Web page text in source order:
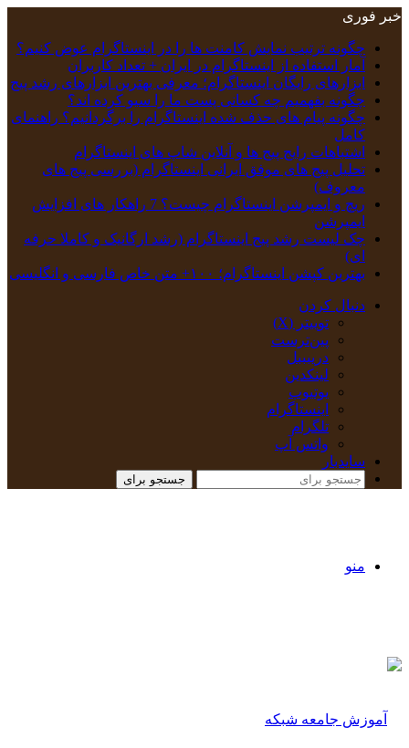
خبر فوری
چگونه ترتیب نمایش کامنت‌ ها را در اینستاگرام عوض کنیم؟
آمار استفاده از اینستاگرام در ایران + تعداد کاربران
ابزارهای رایگان اینستاگرام؛ معرفی بهترین ابزارهای رشد پیج
چگونه بفهمیم چه کسانی پست ما را سیو کرده اند؟
چگونه پیام‌ های حذف‌ شده اینستاگرام را برگردانیم؟ راهنمای
کامل
اشتباهات رایج پیج ها و آنلاین شاپ های اینستاگرام
تحلیل پیج‌ های موفق ایرانی اینستاگرام (بررسی پیج های
معروف)
ریچ و ایمپرشن اینستاگرام چیست؟ 7 راهکار های افزایش
ایمپرشن
چک‌ لیست رشد پیج اینستاگرام (رشد ارگانیک و کاملا حرفه
ای)
بهترین کپشن‌ اینستاگرام؛ ۱۰۰+ متن خاص فارسی و انگلیسی
دنبال کردن
توییتر (X)
‫پین‌ترست
دریبببل
لینکدین
یوتیوب
اینستاگرام
تلگرام
واتس آپ
سایدبار
جستجو برای
منو